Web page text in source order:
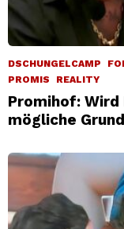
DSCHUNGELCAMP
PROMIS
REALITY
Promihof:
mögliche